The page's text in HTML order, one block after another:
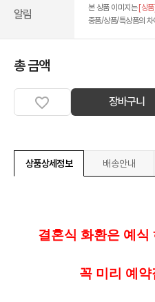
알림 본 상품 이미지는 [상품]
중품/상품/특상품의 차
총 금액
장바구니
상품상세정보 배송안내
결혼식 화환은 예식
꼭 미리 예